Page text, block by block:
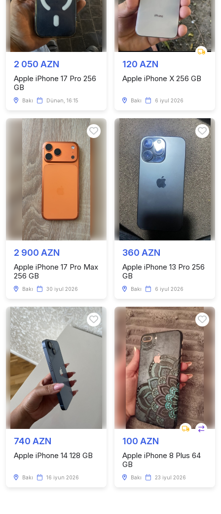
2 050 AZN
Apple iPhone 17 Pro 256
GB
Bakı Dünən, 16:15
120 AZN
Apple iPhone X 256 GB
Bakı 6 iyul 2026
2 900 AZN
Apple iPhone 17 Pro Max
256 GB
Bakı 30 iyul 2026
360 AZN
Apple iPhone 13 Pro 256
GB
Bakı 6 iyul 2026
740 AZN
Apple iPhone 14 128 GB
Bakı 16 iyun 2026
100 AZN
Apple iPhone 8 Plus 64
GB
Bakı 23 iyul 2026